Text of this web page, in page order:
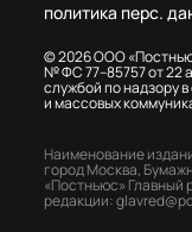
© 2026 ООО
№ ФС 77–85757 от 22
службой по надзору
и массовых
политика перс.
Наименование
город Москва,
«Постньюс» Главный
редакции: